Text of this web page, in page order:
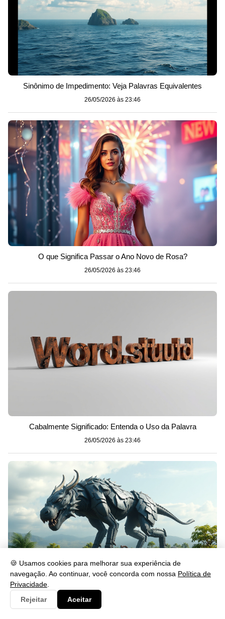
🍪 Usamos cookies para melhorar sua experiência de
navegação. Ao continuar, você concorda com nossa Política de
Privacidade
Rejeitar
Aceitar
Sinônimo de Impedimento: Veja Palavras Equivalentes
26/05/2026 às 23:46
O que Significa Passar o Ano Novo de Rosa?
26/05/2026 às 23:46
Cabalmente Significado: Entenda o Uso da Palavra
26/05/2026 às 23:46
Gerou: Significado, Uso e Exemplos na Língua Portuguesa
26/05/2026 às 23:46